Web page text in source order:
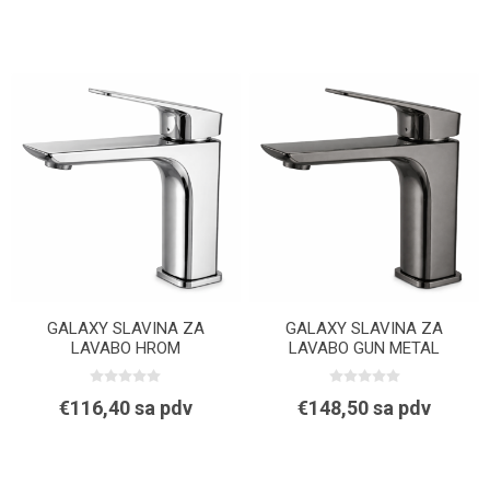
GALAXY SLAVINA ZA
LAVABO HROM
€116,40 sa pdv
GALAXY SLAVINA ZA
LAVABO GUN METAL
€148,50 sa pdv